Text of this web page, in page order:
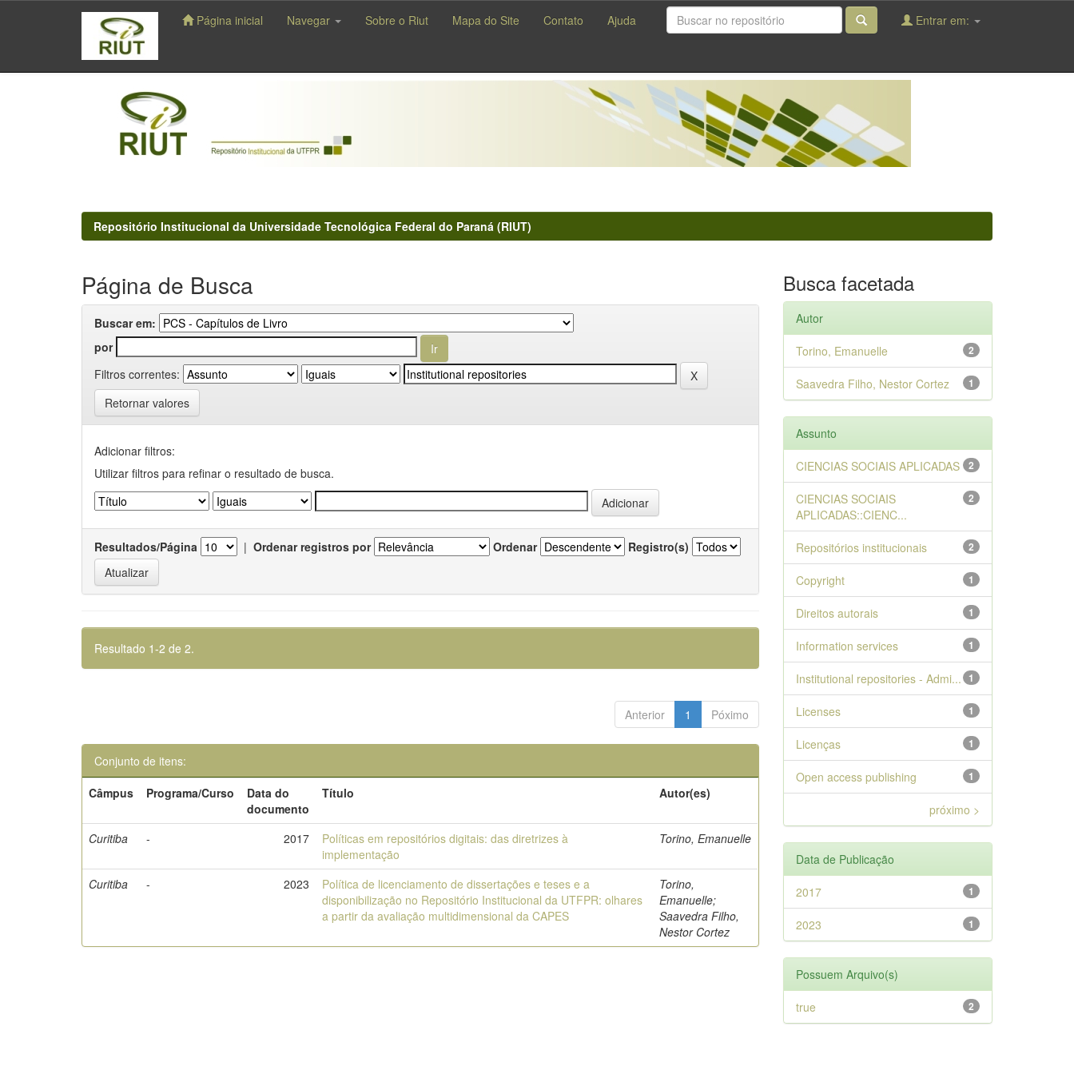
navigation
Página inicial Navegar Sobre o Riut Mapa do Site Contato Ajuda Entrar em:
Repositório Institucional da Universidade Tecnológica Federal do Paraná (RIUT)
Página de Busca
Buscar em:
por
Filtros correntes:
Retornar valores
Adicionar filtros:
Utilizar filtros para refinar o resultado de busca.
Resultados/Página | Ordenar registros por Ordenar Registro(s)
Resultado 1-2 de 2.
Anterior 1 Póximo
Conjunto de itens:
Câmpus
Programa/Curso
Data do
documento
Título Autor(es)
Curitiba - 2017
Políticas em repositórios digitais: das diretrizes à
implementação
Torino, Emanuelle
Curitiba - 2023
Política de licenciamento de dissertações e teses e a
disponibilização no Repositório Institucional da UTFPR: olhares
a partir da avaliação multidimensional da CAPES
Torino,
Emanuelle;
Saavedra Filho,
Nestor Cortez
Busca facetada
Autor
2
Torino, Emanuelle
1
Saavedra Filho, Nestor Cortez
Assunto
2
CIENCIAS SOCIAIS APLICADAS
2
CIENCIAS SOCIAIS
APLICADAS::CIENC...
2
Repositórios institucionais
1
Copyright
1
Direitos autorais
1
Information services
1
Institutional repositories - Admi...
1
Licenses
1
Licenças
1
Open access publishing
próximo >
Data de Publicação
1
2017
1
2023
Possuem Arquivo(s)
2
true